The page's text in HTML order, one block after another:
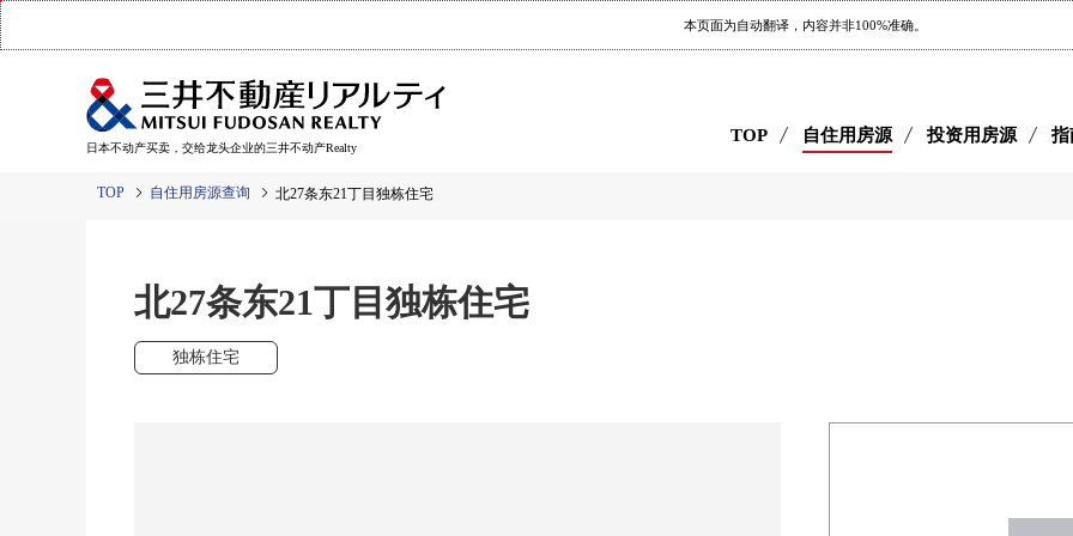
本页面为自动翻译，内容并非100%准确。
日本不动产买卖，交给龙头企业的三井不动产Realty
TOP 自住用房源 投资用房源 指
TOP 自住用房源查询 北27条东21丁目独栋住宅
北27条东21丁目独栋住宅
独栋住宅